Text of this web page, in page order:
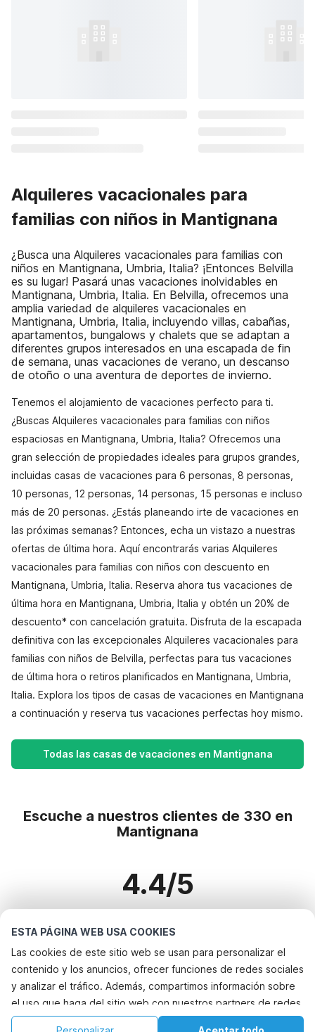
ESTA PÁGINA WEB USA COOKIES
Las cookies de este sitio web se usan para personalizar el
contenido y los anuncios, ofrecer funciones de redes sociales
y analizar el tráfico. Además, compartimos información sobre
el uso que haga del sitio web con nuestros partners de redes
sociales, publicidad y análisis web, quienes pueden
Alquileres vacacionales para
familias con niños in Mantignana
¿Busca una Alquileres vacacionales para familias con
niños en Mantignana, Umbria, Italia? ¡Entonces Belvilla
es su lugar! Pasará unas vacaciones inolvidables en
Mantignana, Umbria, Italia. En Belvilla, ofrecemos una
amplia variedad de alquileres vacacionales en
Mantignana, Umbria, Italia, incluyendo villas, cabañas,
apartamentos, bungalows y chalets que se adaptan a
diferentes grupos interesados en una escapada de fin
de semana, unas vacaciones de verano, un descanso
de otoño o una aventura de deportes de invierno.
Tenemos el alojamiento de vacaciones perfecto para ti.
¿Buscas Alquileres vacacionales para familias con niños
espaciosas en Mantignana, Umbria, Italia? Ofrecemos una
gran selección de propiedades ideales para grupos grandes,
incluidas casas de vacaciones para 6 personas, 8 personas,
10 personas, 12 personas, 14 personas, 15 personas e incluso
más de 20 personas. ¿Estás planeando irte de vacaciones en
las próximas semanas? Entonces, echa un vistazo a nuestras
ofertas de última hora. Aquí encontrarás varias Alquileres
vacacionales para familias con niños con descuento en
Mantignana, Umbria, Italia. Reserva ahora tus vacaciones de
última hora en Mantignana, Umbria, Italia y obtén un 20% de
descuento* con cancelación gratuita. Disfruta de la escapada
definitiva con las excepcionales Alquileres vacacionales para
familias con niños de Belvilla, perfectas para tus vacaciones
de última hora o retiros planificados en Mantignana, Umbria,
Italia. Explora los tipos de casas de vacaciones en Mantignana
a continuación y reserva tus vacaciones perfectas hoy mismo.
Todas las casas de vacaciones en Mantignana
Escuche a nuestros clientes de 330 en
Mantignana
4.4/5
Destinos más populares para vacaciones
Ciudades con los mejores servicios para vacaciones
Alquileres vacacionales para familias con niños bayeux